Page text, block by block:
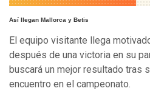
Así llegan Mallorca y Betis
El equipo visitante llega
después de una victoria en su
buscará un mejor resultado tras
encuentro en el campeonato.